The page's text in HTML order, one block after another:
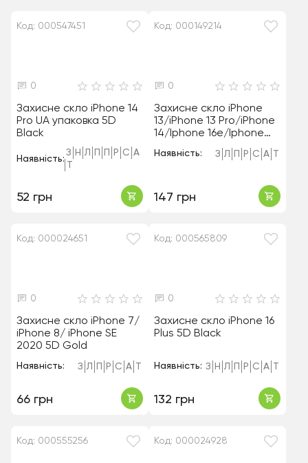
Код: 000547451
0
Захисне скло iPhone 14
Pro UA упаковка 5D
Black
Наявність:
З Н Л Р С А
52 грн
Код: 000149214
0
Захисне скло iPhone
13/iPhone 13 Pro/iPhone
14/Iphone 16e/Iphone
Наявність: З Л Р С А
147 грн
Код: 000024651
0
Захисне скло iPhone 7/
iPhone 8/ iPhone SE
2020 5D Gold
Наявність: З Л Р С А
66 грн
Код: 000565809
0
Захисне скло iPhone 16
Plus 5D Black
Наявність: З Н Л Р С А
132 грн
Код: 000555256 Код: 000024928